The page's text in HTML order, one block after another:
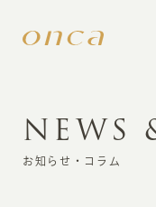
NEWS
お知らせ・コラム